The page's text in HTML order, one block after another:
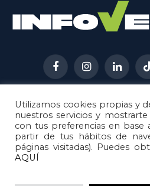
FacebookInstagramLinkedIn
AVISO LEGAL
POLÍTICA DE
POLÍTICA DE
Utilizamos cookies propias y
nuestros servicios y
con tus preferencias en base
partir de tus hábitos de
páginas visitadas). Puedes
AQUÍ